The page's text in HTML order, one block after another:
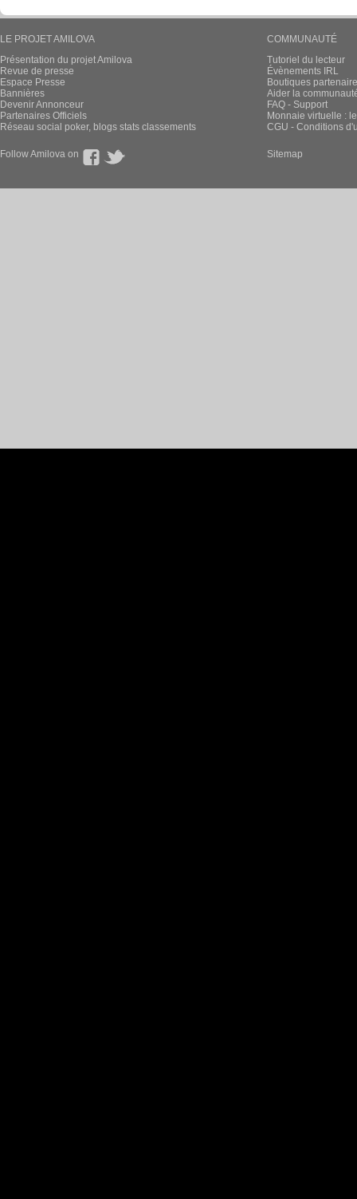
LE PROJET AMILOVA
Présentation du projet Amilova
Revue de presse
Espace Presse
Bannières
Devenir Annonceur
Partenaires Officiels
Réseau social poker, blogs stats classements
COMMUNAUTÉ
Tutoriel du lecteur
Évènements IRL
Boutiques
Aider la
FAQ - Support
Monnaie virtuelle :
CGU - Conditions
Follow Amilova on Sitemap